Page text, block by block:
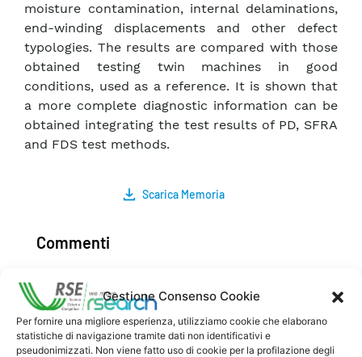
Gestione Consenso Cookie
Per fornire una migliore esperienza, utilizziamo cookie che elaborano
statistiche di navigazione tramite dati non identificativi e
pseudonimizzati. Non viene fatto uso di cookie per la profilazione degli
moisture contamination, internal delaminations,
end-winding displacements and other defect
typologies. The results are compared with those
obtained testing twin machines in good
conditions, used as a reference. It is shown that
a more complete diagnostic information can be
obtained integrating the test results of PD, SFRA
and FDS test methods.
Scarica Memoria
Commenti
Pubblica un commento